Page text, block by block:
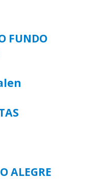
FUNDO
ALEGRE